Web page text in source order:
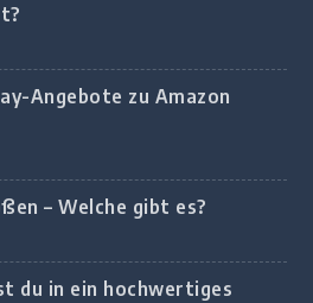
Angebote zu Amazon
– Welche gibt es?
du in ein hochwertiges